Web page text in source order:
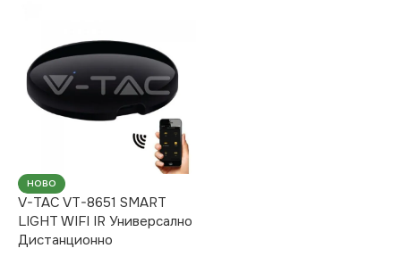
НОВО
V-TAC VT-8651 SMART
LIGHT WIFI IR Универсално
Дистанционно